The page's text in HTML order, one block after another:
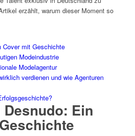
erzählt, warum dieser Moment so
Cover mit Geschichte
Modeindustrie
Modelagentur
verdienen und wie Agenturen
Ein